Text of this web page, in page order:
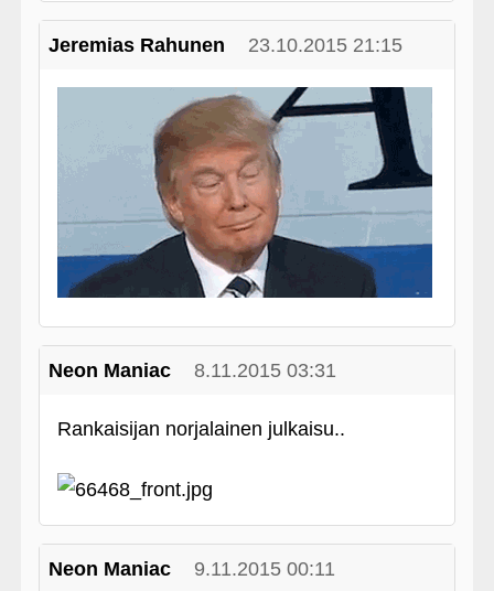
Jeremias Rahunen 23.10.2015 21:15
Neon Maniac 8.11.2015 03:31
Rankaisijan norjalainen julkaisu..
Neon Maniac 9.11.2015 00:11